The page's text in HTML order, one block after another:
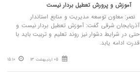
آموزش و پرورش تعطیل‌ بردار نیست
نصر: معاون توسعه مدیریت و منابع استاندار
آذربایجان شرقی گفت: آموزش تعطیل‌ بردار نیست و
حتی در شرایط دشوار نیز روند تعلیم و تربیت باید با
قدرت ادامه یابد.
05 اردیبهشت 13 15:10